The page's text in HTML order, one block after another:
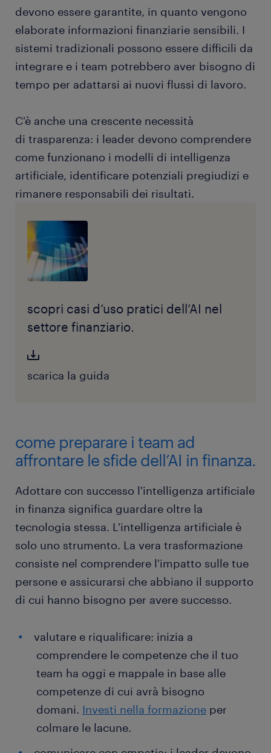
devono essere garantite, in quanto vengono
elaborate informazioni finanziarie sensibili. I
sistemi tradizionali possono essere difficili da
integrare e i team potrebbero aver bisogno di
tempo per adattarsi ai nuovi flussi di lavoro.
C'è anche una crescente necessità
di trasparenza: i leader devono comprendere
come funzionano i modelli di intelligenza
artificiale, identificare potenziali pregiudizi e
rimanere responsabili dei risultati.
scopri casi d’uso pratici dell’AI nel
settore finanziario.
scarica la guida
come preparare i team ad
affrontare le sfide dell’AI in finanza.
Adottare con successo l'intelligenza artificiale
in finanza significa guardare oltre la
tecnologia stessa. L'intelligenza artificiale è
solo uno strumento. La vera trasformazione
consiste nel comprendere l'impatto sulle tue
persone e assicurarsi che abbiano il supporto
di cui hanno bisogno per avere successo.
valutare e riqualificare: inizia a
comprendere le competenze che il tuo
team ha oggi e mappale in base alle
competenze di cui avrà bisogno
domani. Investi nella formazione per
colmare le lacune.